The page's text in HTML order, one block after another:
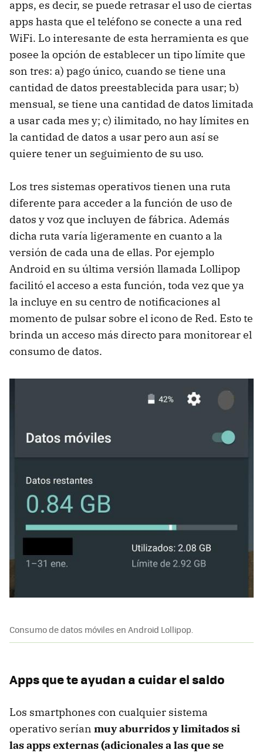
apps, es decir, se puede retrasar el uso de ciertas
apps hasta que el teléfono se conecte a una red
WiFi. Lo interesante de esta herramienta es que
posee la opción de establecer un tipo límite que
son tres: a) pago único, cuando se tiene una
cantidad de datos preestablecida para usar; b)
mensual, se tiene una cantidad de datos limitada
a usar cada mes y; c) ilimitado, no hay límites en
la cantidad de datos a usar pero aun así se
quiere tener un seguimiento de su uso.
Los tres sistemas operativos tienen una ruta
diferente para acceder a la función de uso de
datos y voz que incluyen de fábrica. Además
dicha ruta varía ligeramente en cuanto a la
versión de cada una de ellas. Por ejemplo
Android en su última versión llamada Lollipop
facilitó el acceso a esta función, toda vez que ya
la incluye en su centro de notificaciones al
momento de pulsar sobre el icono de Red. Esto te
brinda un acceso más directo para monitorear el
consumo de datos.
Consumo de datos móviles en Android Lollipop.
Apps que te ayudan a cuidar el saldo
Los smartphones con cualquier sistema
operativo serían muy aburridos y limitados si
las apps externas (adicionales a las que se